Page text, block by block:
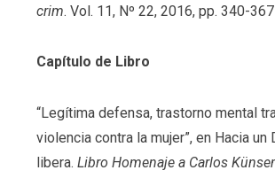
crim. Vol. 11, Nº 22, 2016, pp. 340-
Capítulo de Libro
“Legítima defensa, trastorno mental
violencia contra la mujer”, en Hacia un
libera. Libro Homenaje a Carlos